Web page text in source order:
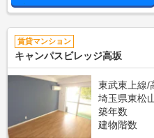
賃貸マンション
キャンパスビレッジ高坂
東武東上線/
埼玉県東松
築年数
建物階数